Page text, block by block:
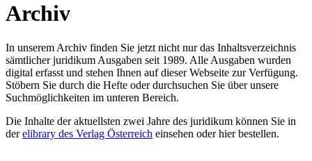
Archiv
In unserem Archiv finden Sie jetzt nicht nur das Inhaltsverzeichnis
sämtlicher juridikum Ausgaben seit 1989. Alle Ausgaben wurden
digital erfasst und stehen Ihnen auf dieser Webseite zur Verfügung.
Stöbern Sie durch die Hefte oder durchsuchen Sie über unsere
Suchmöglichkeiten im unteren Bereich.
Die Inhalte der aktuellsten zwei Jahre des juridikum können Sie in
derelibrary des Verlag Österreich einsehen oder hier bestellen.